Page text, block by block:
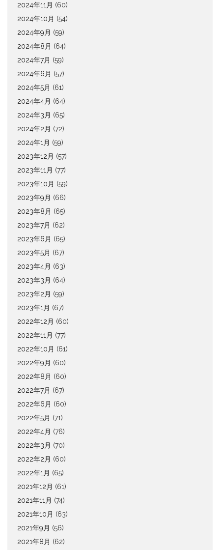
2024年11月 (60)
2024年10月 (54)
2024年9月 (59)
2024年8月 (64)
2024年7月 (59)
2024年6月 (57)
2024年5月 (61)
2024年4月 (64)
2024年3月 (65)
2024年2月 (72)
2024年1月 (59)
2023年12月 (57)
2023年11月 (77)
2023年10月 (59)
2023年9月 (66)
2023年8月 (65)
2023年7月 (62)
2023年6月 (65)
2023年5月 (67)
2023年4月 (63)
2023年3月 (64)
2023年2月 (59)
2023年1月 (67)
2022年12月 (60)
2022年11月 (77)
2022年10月 (61)
2022年9月 (60)
2022年8月 (60)
2022年7月 (67)
2022年6月 (60)
2022年5月 (71)
2022年4月 (76)
2022年3月 (70)
2022年2月 (60)
2022年1月 (65)
2021年12月 (61)
2021年11月 (74)
2021年10月 (63)
2021年9月 (56)
2021年8月 (62)